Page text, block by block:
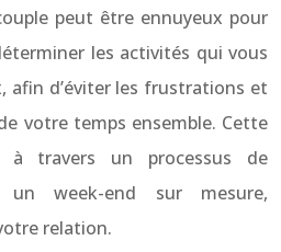
peut être ennuyeux pour
les activités qui vous
afin d’éviter les frustrations et
votre temps ensemble. Cette
à travers un processus de
week-end sur mesure,
relation.